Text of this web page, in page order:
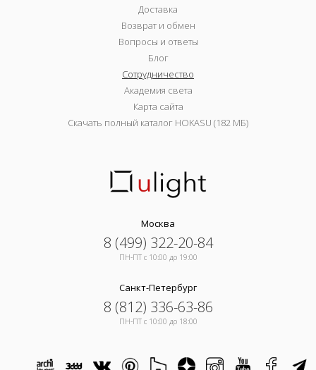
Доставка
Возврат и обмен
Вопросы и ответы
Блог
Сотрудничество
Академия света
Карта сайта
Скачать полный каталог HOKASU (182 МБ)
Москва
8 (499) 322-20-84
ПН-ПТ c 10:00 до 19:00
Санкт-Петербург
8 (812) 336-63-86
ПН-ПТ c 10:00 до 18:00